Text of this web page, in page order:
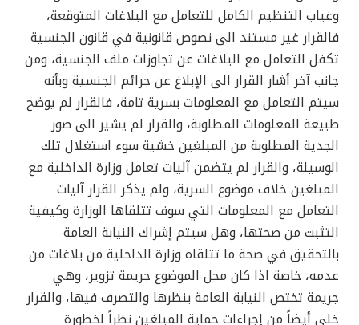
وغياب التنظيم الكامل للتعامل مع البلاغات المتوقعة،
فالقرار غير مستند الى نصوص قانونية في قانون الجنسية
تكفل التعامل مع البلاغات عن تجاوزات ملف الجنسية، ومن
جانب آخر أشار القرار الى الإبلاغ عن جرائم الجنسية وبأنه
سيتم التعامل مع المعلومات بسرية تامة، فالقرار لم يوضح
طبيعة المعلومات المطلوبة، والقرار لم يشير الى صور
الجدية المطلوبة من المبلغين خشية سوء استغلال تلك
الوسيلة، والقرار لم يتضمن آليات تعامل وزارة الداخلية مع
المبلغين خلاف موضوع السرية، ولم يذكر القرار آليات
التعامل مع المعلومات التي سوف تتلقاها الوزارة وكيفية
التثبت من صحتها، وهل سيتم إشراك النيابة العامة
بالتحقيق في صحة ما تتلقاه وزارة الداخلية من بلاغات من
عدمه، خاصة اذا كان محل الموضوع جريمة تزوير، وهي
جريمة تختص النيابة العامة بنظرها والتصرف فيها، والقرار
خلى أيضاً من إجراءات حماية المبلغين نظراً لخطورة